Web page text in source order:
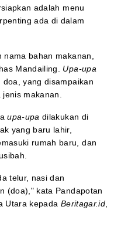
adalah menu
ada di dalam
nama bahan makanan,
Mandailing. Upa-upa
yang disampaikan
makanan.
upa-upa dilakukan di
yang baru lahir,
rumah baru, dan
telur, nasi dan
(doa)," kata Pandapotan
Utara kepada Beritagar.id